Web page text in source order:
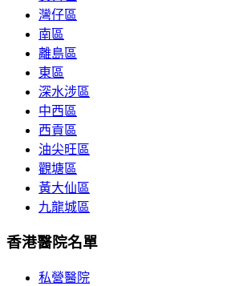
灣仔區
南區
離島區
東區
深水涉區
中西區
西貢區
油尖旺區
觀塘區
黃大仙區
九龍城區
香港醫院名單
私營醫院